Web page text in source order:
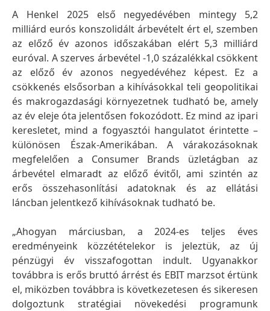
A Henkel 2025 első negyedévében mintegy 5,2
milliárd eurós konszolidált árbevételt ért el, szemben
az előző év azonos időszakában elért 5,3 milliárd
euróval. A szerves árbevétel -1,0 százalékkal csökkent
az előző év azonos negyedévéhez képest. Ez a
csökkenés elsősorban a kihívásokkal teli geopolitikai
és makrogazdasági környezetnek tudható be, amely
az év eleje óta jelentősen fokozódott. Ez mind az ipari
keresletet, mind a fogyasztói hangulatot érintette –
különösen Észak-Amerikában. A várakozásoknak
megfelelően a Consumer Brands üzletágban az
árbevétel elmaradt az előző évitől, ami szintén az
erős összehasonlítási adatoknak és az ellátási
láncban jelentkező kihívásoknak tudható be.
„Ahogyan márciusban, a 2024-es teljes éves
eredményeink közzétételekor is jeleztük, az új
pénzügyi év visszafogottan indult. Ugyanakkor
továbbra is erős bruttó árrést és EBIT marzsot értünk
el, miközben továbbra is következetesen és sikeresen
dolgoztunk stratégiai növekedési programunk